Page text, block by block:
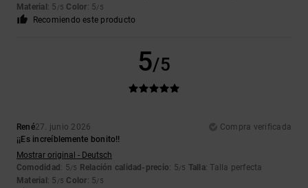
Material : 5 /5 Color: 5/5
Recomiendo este producto
5/5
René27. junio 2026
Compra verificada
¡¡Es increíblemente bonito!!
Mostrar original - Deutsch
Comodidad : 5/5 Relación calidad-precio: 5/5 Talla: Talla perfecta
Material : 5 /5 Color: 5/5